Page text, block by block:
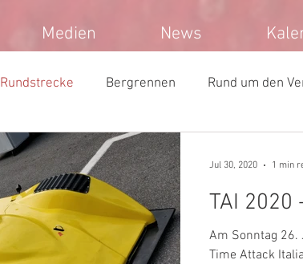
Medien News
Rundstrecke Bergrennen Rund um den
TAI 2020
Am Sonntag
Time Attack
Jul 30, 2020 1 min